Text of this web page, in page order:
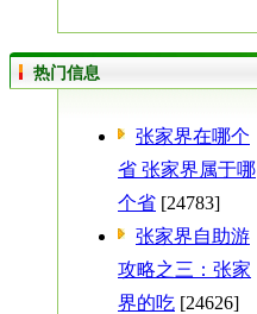
热门信息
张家界在哪个
省 张家界属于哪
个省 [24783]
张家界自助游
攻略之三：张家
界的吃 [24626]